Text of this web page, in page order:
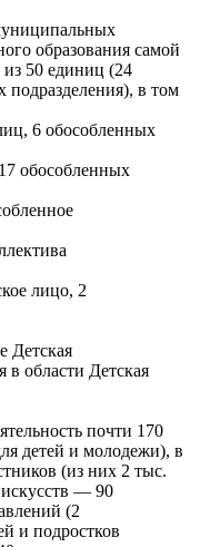
образования самой
из 50 единиц (24
в том
6 обособленных
обособленных
лицо, 2
Детская
в области Детская
почти 170
детей и молодежи), в
(из них 2 тыс.
— 90
(2
и подростков